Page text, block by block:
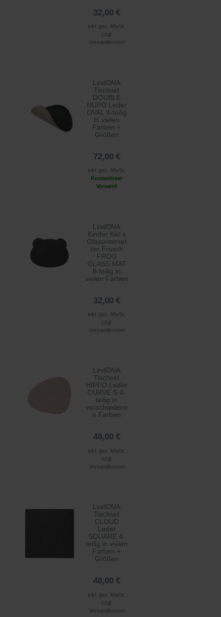
32,00 €
inkl. ges. MwSt.
zzgl.
Versandkosten
LindDNA
Tischset
DOUBLE
NUPO Leder
OVAL 4-teilig
in vielen
Farben +
Größen
72,00 €
inkl. ges. MwSt.
Kostenloser
Versand
LindDNA
Kinder Kid´s
Glasunterset
zer Frosch
FROG
GLASS MAT
8-teilig in
vielen Farben
32,00 €
inkl. ges. MwSt.
zzgl.
Versandkosten
LindDNA
Tischset
HIPPO Leder
CURVE S 4-
teilig in
verschiedene
n Farben
48,00 €
inkl. ges. MwSt.
zzgl.
Versandkosten
LindDNA
Tischset
CLOUD
Leder
SQUARE 4-
teilig in vielen
Farben +
Größen
48,00 €
inkl. ges. MwSt.
zzgl.
Versandkosten